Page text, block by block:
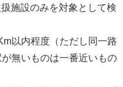
施設のみを対象として検
以内程度（ただし同一路
無いものは一番近いもの